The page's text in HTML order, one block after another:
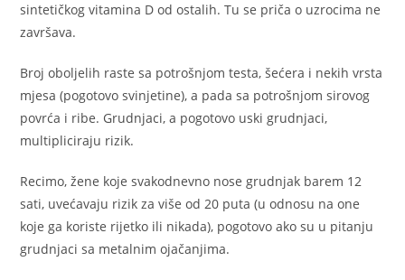
sintetičkog vitamina D od ostalih. Tu se priča o uzrocima ne
završava.
Broj oboljelih raste sa potrošnjom testa, šećera i nekih vrsta
mjesa (pogotovo svinjetine), a pada sa potrošnjom sirovog
povrća i ribe. Grudnjaci, a pogotovo uski grudnjaci,
multipliciraju rizik.
Recimo, žene koje svakodnevno nose grudnjak barem 12
sati, uvećavaju rizik za više od 20 puta (u odnosu na one
koje ga koriste rijetko ili nikada), pogotovo ako su u pitanju
grudnjaci sa metalnim ojačanjima.